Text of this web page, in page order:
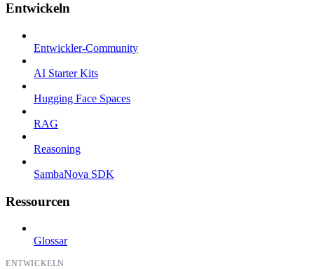
Entwickeln
Entwickler-Community
AI Starter Kits
Hugging Face Spaces
RAG
Reasoning
SambaNova SDK
Ressourcen
Glossar
ENTWICKELN